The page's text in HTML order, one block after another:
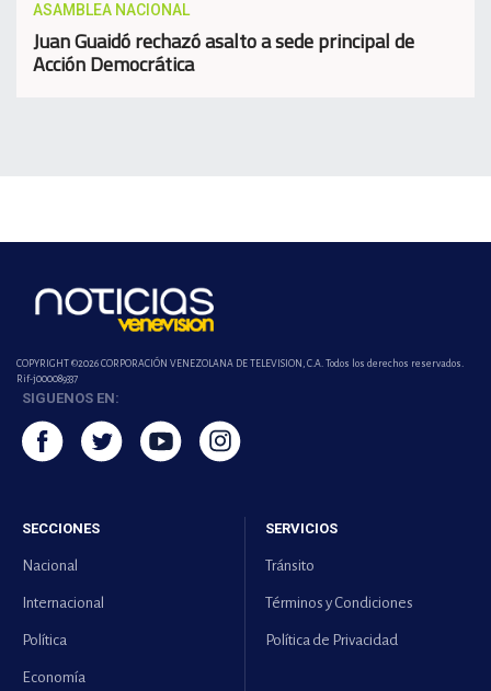
ASAMBLEA NACIONAL
Juan Guaidó rechazó asalto a sede principal de
Acción Democrática
COPYRIGHT ©2026 CORPORACIÓN VENEZOLANA DE TELEVISION, C.A. Todos los derechos reservados.
Rif-j000089337
SIGUENOS EN:
SECCIONES
Nacional
Internacional
Política
Economía
SERVICIOS
Tránsito
Términos y Condiciones
Política de Privacidad